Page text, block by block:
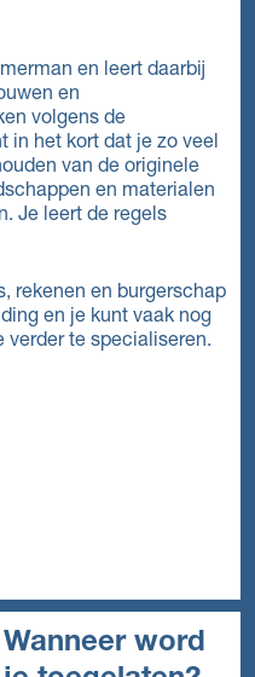
en leert daarbij
en
volgens de
in het kort dat je zo veel
van de originele
en materialen
Je leert de regels
rekenen en burgerschap
en je kunt vaak nog
verder te specialiseren.
Wanneer word